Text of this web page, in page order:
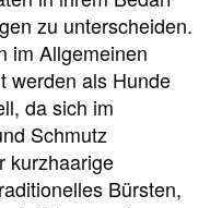
zu unterscheiden.
im Allgemeinen
werden als Hunde
da sich im
Schmutz
kurzhaarige
Bürsten,